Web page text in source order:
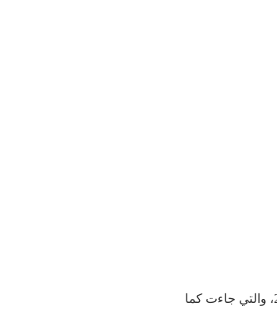
كما رصدت البنوك الفئات المستفيدة من قرار زيادة الحد الأدنى والأقصى للمعاشات بدءا من يناير 2025، والتي جاءت كما